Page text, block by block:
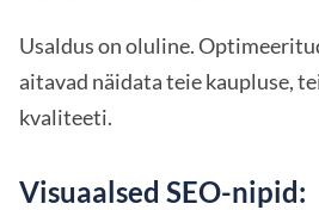
Usaldus on oluline.
aitavad näidata teie kaupluse,
kvaliteeti.
Visuaalsed SEO-nipid: